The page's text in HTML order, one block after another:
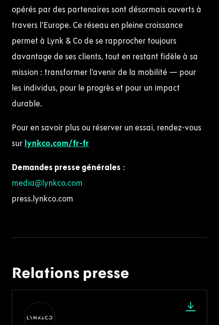
opérés par des partenaires sont désormais ouverts à
travers l’Europe. Ce réseau en pleine croissance
permet à Lynk & Co de se rapprocher toujours
davantage de ses clients, tout en restant fidèle à sa
mission : transformer l’avenir de la mobilité — pour
les individus, pour le progrès et pour un impact
durable.
Pour en savoir plus ou réserver un essai, rendez-vous
sur lynkco.com/fr-fr
Demandes presse générales :
media@lynkco.com
press.lynkco.com
Relations presse